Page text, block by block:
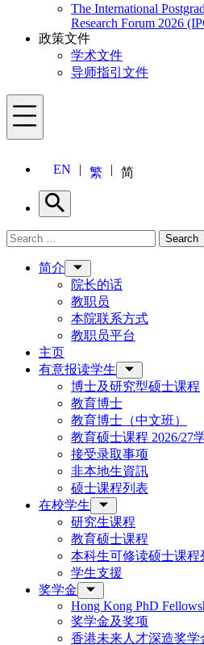
The International
Research Forum 2026
政策文件
学术文件
导师指引文件
Menu
EN 繁 简
Search
Search for: Search
简介
院长的话
教职员
本院联系方式
教职员平台
主页
有意报读学生
博士及研究型硕士课程
教育博士
教育博士（中文班）
教育硕士课程 2026/27
接受录取事项
非本地生資訊
硕士课程列表
在校学生
研究生课程
教育硕士课程
本科生可修读硕士课程
学生支援
奖学金
Hong Kong PhD
奖学金及奖项
香港未来人才深造奖学